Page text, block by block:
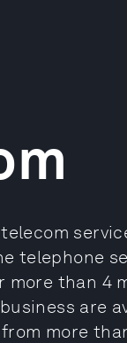
telephone
more than 4
are
more